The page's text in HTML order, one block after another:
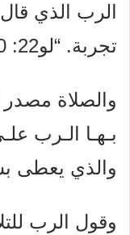
الرب الذي
تجربة. “لو22: 40] *
والصلاة مصدر
بـهـا الـرب
والذي يعطى
وقول الرب